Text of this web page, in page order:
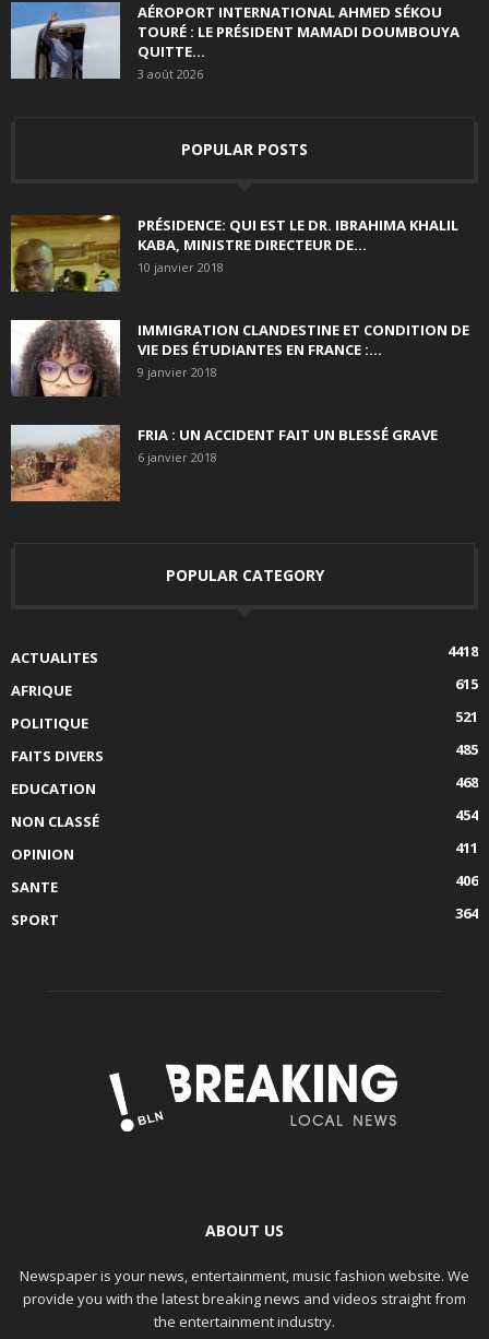
AÉROPORT INTERNATIONAL AHMED SÉKOU
TOURÉ : LE PRÉSIDENT MAMADI DOUMBOUYA
QUITTE...
3 août 2026
POPULAR POSTS
PRÉSIDENCE: QUI EST LE DR. IBRAHIMA KHALIL
KABA, MINISTRE DIRECTEUR DE...
10 janvier 2018
IMMIGRATION CLANDESTINE ET CONDITION DE
VIE DES ÉTUDIANTES EN FRANCE :...
9 janvier 2018
FRIA : UN ACCIDENT FAIT UN BLESSÉ GRAVE
6 janvier 2018
POPULAR CATEGORY
ACTUALITES
4418
AFRIQUE
615
POLITIQUE
521
FAITS DIVERS
485
EDUCATION
468
NON CLASSÉ
454
OPINION
411
SANTE
406
SPORT
364
ABOUT US
Newspaper is your news, entertainment, music fashion website. We
provide you with the latest breaking news and videos straight from
the entertainment industry.